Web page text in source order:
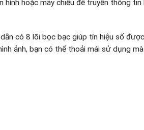
hoặc máy chiếu để truyền thông tin
có 8 lõi bọc bạc giúp tín hiệu số
ảnh, bạn có thể thoải mái sử dụng